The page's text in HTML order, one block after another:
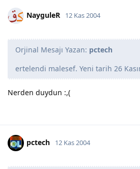
NayguleR 12 Kas 2004
Orjinal Mesajı Yazan: pctech
ertelendi malesef. Yeni tarih 26
Nerden duydun :,(
pctech 12 Kas 2004